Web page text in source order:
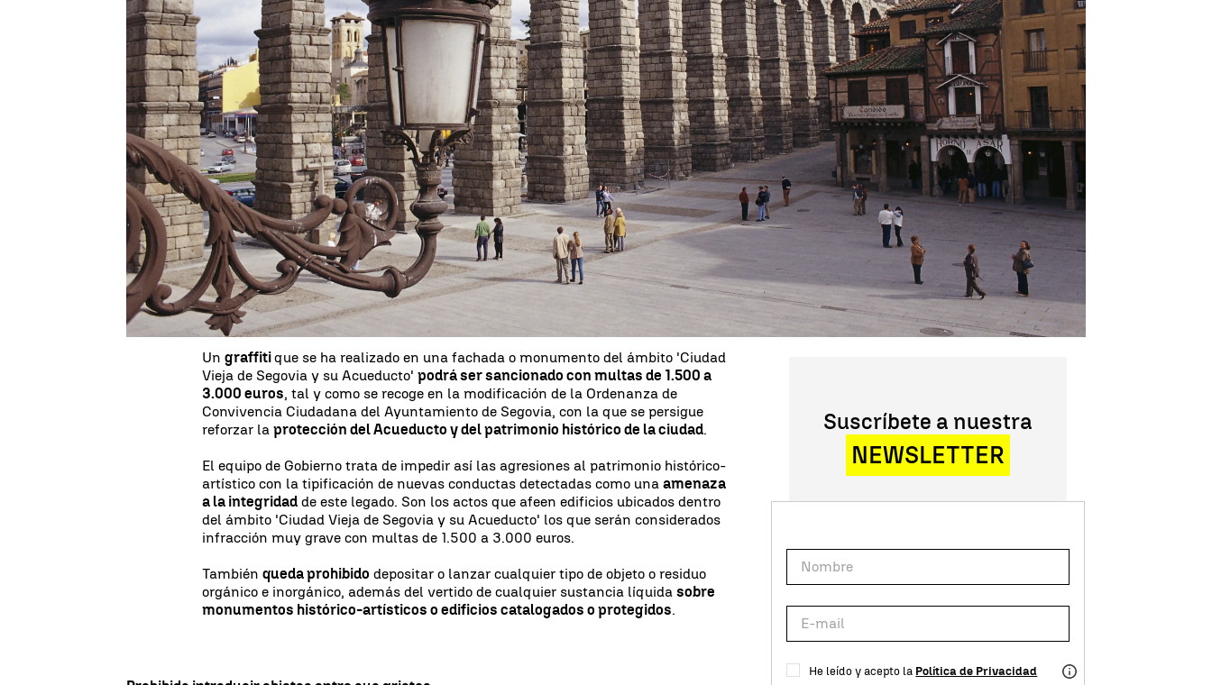
Ángela Clemente
Publicado:18 de marzo de 2023, 14:42 WhatsappFacebook
X Linkedin
ElAcueducto de Segoviaes, indudablemente, seña de identidad española y uno
de nuestros monumentos más conocidos en el mundo. Desde el siglo II preside
de forma imponente la entrada a la ciudad. Con el fin de protegerlo, unanueva
ordenanzacontemplamultas de hasta 3.000 euros para quienes trepen o
salten por él.
Una pintada en el Acueducto podría ser sancionada con hasta 3.000 euros
Ungraffitique se ha realizado en una fachada o monumento del ámbito 'Ciudad
Vieja de Segovia y su Acueducto'podrá ser sancionado con multas de 1.500 a
3.000 euros, tal y como se recoge en la modificación de la Ordenanza de
Convivencia Ciudadana del Ayuntamiento de Segovia, con la que se persigue
reforzar laprotección del Acueducto y del patrimonio histórico de la ciudad.
El equipo de Gobierno trata de impedir así las agresiones al patrimonio histórico-
artístico con la tipificación de nuevas conductas detectadas como unaamenaza
a la integridad de este legado. Son los actos que afeen edificios ubicados dentro
del ámbito 'Ciudad Vieja de Segovia y su Acueducto' los que serán considerados
infracción muy grave con multas de 1.500 a 3.000 euros.
Tambiénqueda prohibido depositar o lanzar cualquier tipo de objeto o residuo
orgánico e inorgánico, además del vertido de cualquier sustancia líquidasobre
monumentos histórico-artísticos o edificios catalogados o protegidos.
Suscríbete a nuestra
NEWSLETTER
He leído y acepto la Política de Privacidad